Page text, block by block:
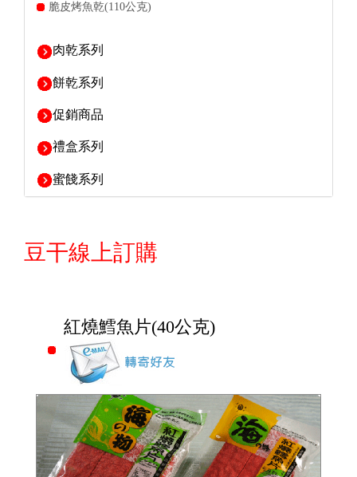
脆皮烤魚乾(110公克)
肉乾系列
餅乾系列
促銷商品
禮盒系列
蜜餞系列
豆干線上訂購
紅燒鱈魚片(40公克)